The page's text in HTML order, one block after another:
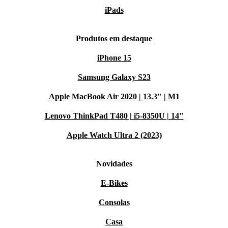
iPads
Produtos em destaque
iPhone 15
Samsung Galaxy S23
Apple MacBook Air 2020 | 13.3" | M1
Lenovo ThinkPad T480 | i5-8350U | 14"
Apple Watch Ultra 2 (2023)
Novidades
E-Bikes
Consolas
Casa